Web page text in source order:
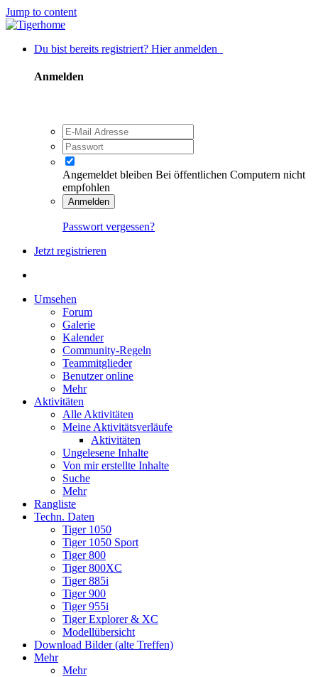
Jump to content
Du bist bereits registriert? Hier anmelden
Anmelden
Angemeldet bleiben Bei öffentlichen Computern nicht
empfohlen
Anmelden
Passwort vergessen?
Jetzt registrieren
Umsehen
Forum
Galerie
Kalender
Community-Regeln
Teammitglieder
Benutzer online
Mehr
Aktivitäten
Alle Aktivitäten
Meine Aktivitätsverläufe
Aktivitäten
Ungelesene Inhalte
Von mir erstellte Inhalte
Suche
Mehr
Rangliste
Techn. Daten
Tiger 1050
Tiger 1050 Sport
Tiger 800
Tiger 800XC
Tiger 885i
Tiger 900
Tiger 955i
Tiger Explorer & XC
Modellübersicht
Download Bilder (alte Treffen)
Mehr
Mehr